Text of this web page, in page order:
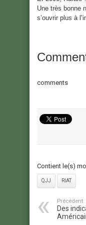
Une très bonne
s’ouvrir plus à
comments
Contient le(s)
QJJ RIAT
Précédent :
Des